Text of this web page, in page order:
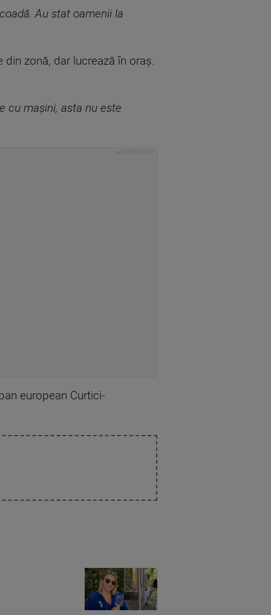
Au stat oamenii la
zonă, dar lucrează în oraș.
cu mașini, asta nu este
european Curtici-